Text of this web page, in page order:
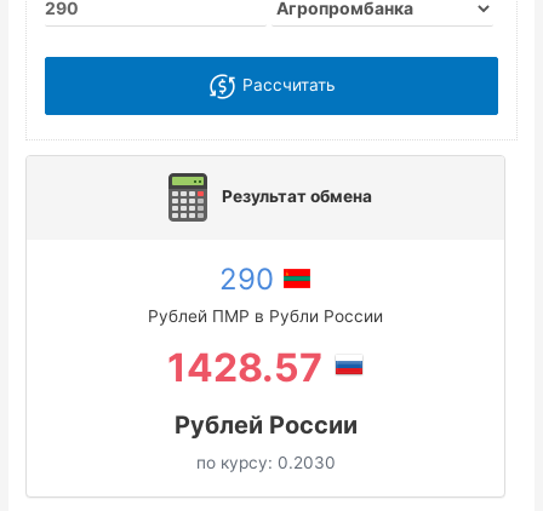
Рассчитать
Результат обмена
290
Рублей ПМР в Рубли России
1428.57
Рублей России
по курсу: 0.2030